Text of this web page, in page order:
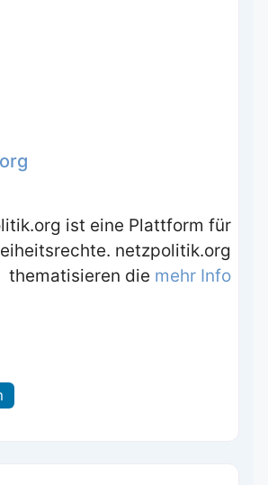
ist eine Plattform für
netzpolitik.org
thematisieren die mehr Info